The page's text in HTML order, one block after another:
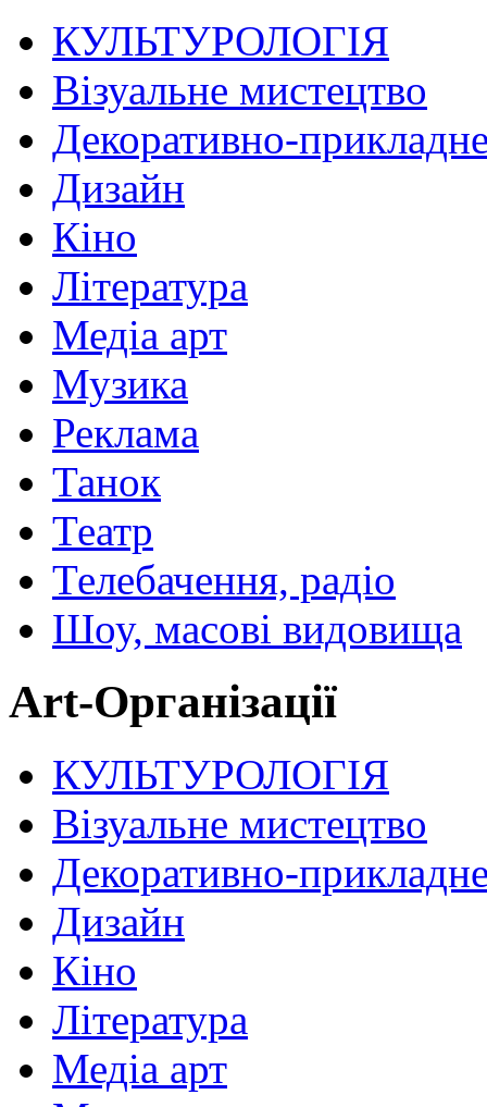
КУЛЬТУРОЛОГІЯ
Візуальне мистецтво
Декоративно-
Дизайн
Кіно
Література
Медіа арт
Музика
Реклама
Танок
Театр
Телебачення, радіо
Шоу, масові видовища
Art-Організації
КУЛЬТУРОЛОГІЯ
Візуальне мистецтво
Декоративно-
Дизайн
Кіно
Література
Медіа арт